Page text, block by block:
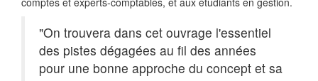
"On trouvera dans cet ouvrage l'essentiel
des pistes dégagées au fil des années
pour une bonne approche du concept et sa